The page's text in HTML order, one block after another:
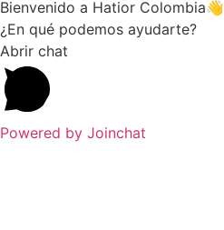
Bienvenido a Hatior Colombia👋
¿En qué podemos ayudarte?
Abrir chat
Powered by Joinchat